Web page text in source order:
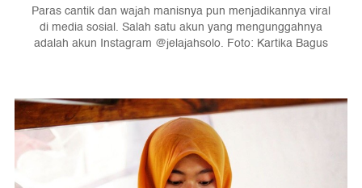
Paras cantik dan wajah manisnya pun menjadikannya viral
di media sosial. Salah satu akun yang mengunggahnya
adalah akun Instagram @jelajahsolo. Foto: Kartika Bagus